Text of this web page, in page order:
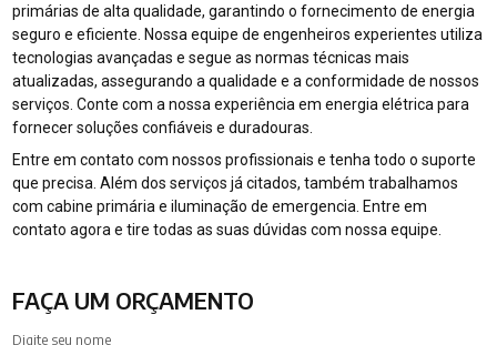
primárias de alta qualidade, garantindo o fornecimento de energia
seguro e eficiente. Nossa equipe de engenheiros experientes utiliza
tecnologias avançadas e segue as normas técnicas mais
atualizadas, assegurando a qualidade e a conformidade de nossos
serviços. Conte com a nossa experiência em energia elétrica para
fornecer soluções confiáveis e duradouras.
Entre em contato com nossos profissionais e tenha todo o suporte
que precisa. Além dos serviços já citados, também trabalhamos
com cabine primária e iluminação de emergencia. Entre em
contato agora e tire todas as suas dúvidas com nossa equipe.
FAÇA UM ORÇAMENTO
Digite seu nome